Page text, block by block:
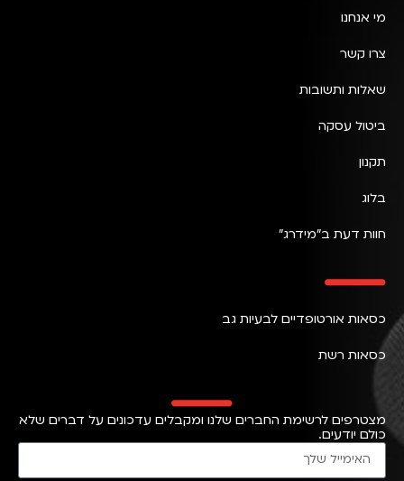
מי אנחנו
צרו קשר
שאלות ותשובות
ביטול עסקה
תקנון
בלוג
חוות דעת ב״מידרג״
כסאות אורטופדיים לבעיות גב
כסאות רשת
מצטרפים לרשימת החברים שלנו ומקבלים עדכונים על דברים שלא
כולם יודעים.